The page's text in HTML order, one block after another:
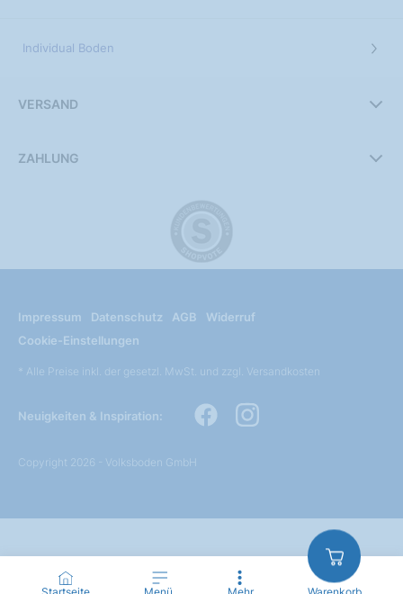
Individual Boden
VERSAND
ZAHLUNG
Impressum Datenschutz AGB
Widerruf
Cookie-Einstellungen
* Alle Preise inkl. der gesetzl. MwSt. und zzgl. Versandkosten
Neuigkeiten & Inspiration:
Copyright 2026 - Volksboden GmbH